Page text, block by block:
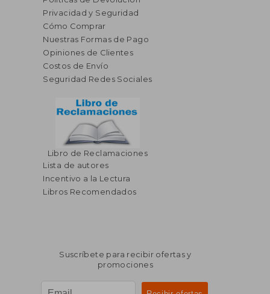
Privacidad y Seguridad
Cómo Comprar
Nuestras Formas de Pago
Opiniones de Clientes
Costos de Envío
Seguridad Redes Sociales
Libro de Reclamaciones
Lista de autores
Incentivo a la Lectura
Libros Recomendados
Suscríbete para recibir ofertas y
promociones